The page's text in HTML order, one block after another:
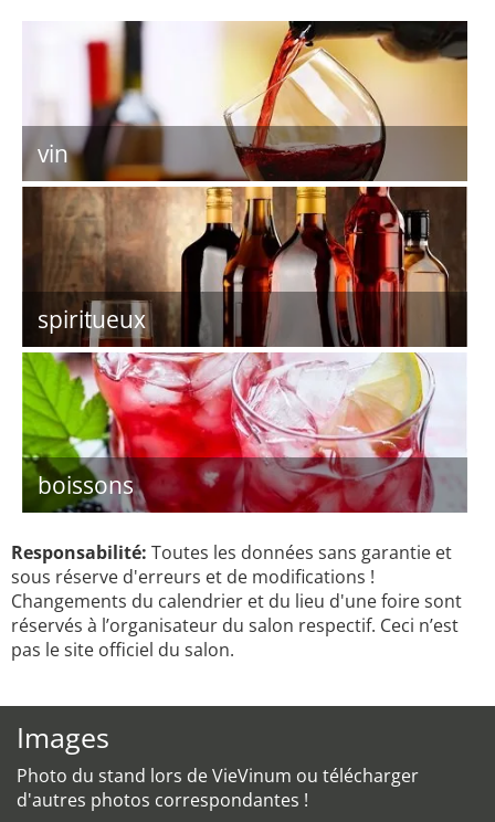
vin
spiritueux
boissons
Responsabilité: Toutes les données sans garantie et
sous réserve d'erreurs et de modifications !
Changements du calendrier et du lieu d'une foire sont
réservés à l’organisateur du salon respectif. Ceci n’est
pas le site officiel du salon.
Images
Photo du stand lors de VieVinum ou télécharger
d'autres photos correspondantes !